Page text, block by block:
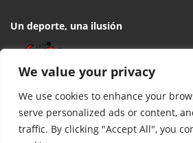
We value your privacy
We use cookies to enhance your
serve personalized ads or content,
traffic. By clicking "Accept All", you
Un deporte, una ilusión